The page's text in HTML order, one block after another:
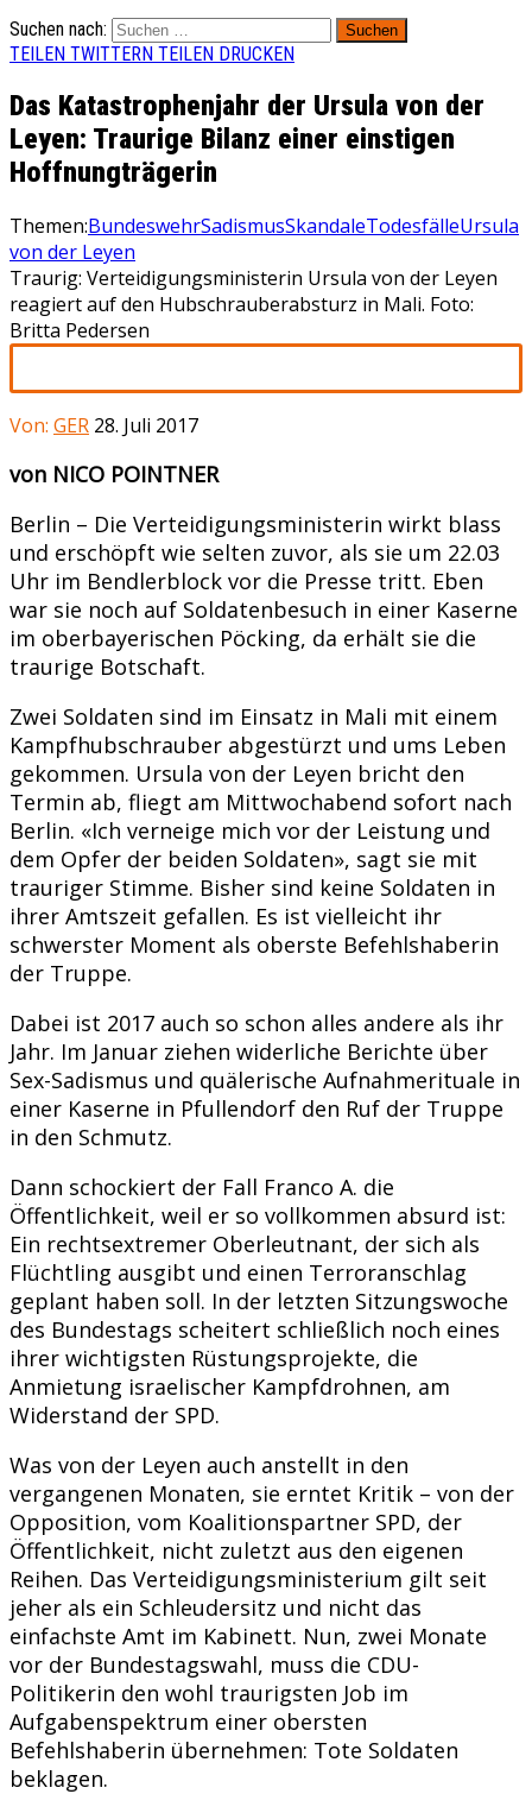
Suchen nach:
TEILEN TWITTERN TEILEN DRUCKEN
Das Katastrophenjahr der Ursula von der
Leyen: Traurige Bilanz einer einstigen
Hoffnungträgerin
Themen:BundeswehrSadismusSkandaleTodesfälleUrsula
von der Leyen
Traurig: Verteidigungsministerin Ursula von der Leyen
reagiert auf den Hubschrauberabsturz in Mali. Foto:
Britta Pedersen
Von: GER 28. Juli 2017
von NICO POINTNER
Berlin – Die Verteidigungsministerin wirkt blass
und erschöpft wie selten zuvor, als sie um 22.03
Uhr im Bendlerblock vor die Presse tritt. Eben
war sie noch auf Soldatenbesuch in einer Kaserne
im oberbayerischen Pöcking, da erhält sie die
traurige Botschaft.
Zwei Soldaten sind im Einsatz in Mali mit einem
Kampfhubschrauber abgestürzt und ums Leben
gekommen. Ursula von der Leyen bricht den
Termin ab, fliegt am Mittwochabend sofort nach
Berlin. «Ich verneige mich vor der Leistung und
dem Opfer der beiden Soldaten», sagt sie mit
trauriger Stimme. Bisher sind keine Soldaten in
ihrer Amtszeit gefallen. Es ist vielleicht ihr
schwerster Moment als oberste Befehlshaberin
der Truppe.
Dabei ist 2017 auch so schon alles andere als ihr
Jahr. Im Januar ziehen widerliche Berichte über
Sex-Sadismus und quälerische Aufnahmerituale in
einer Kaserne in Pfullendorf den Ruf der Truppe
in den Schmutz.
Dann schockiert der Fall Franco A. die
Öffentlichkeit, weil er so vollkommen absurd ist:
Ein rechtsextremer Oberleutnant, der sich als
Flüchtling ausgibt und einen Terroranschlag
geplant haben soll. In der letzten Sitzungswoche
des Bundestags scheitert schließlich noch eines
ihrer wichtigsten Rüstungsprojekte, die
Anmietung israelischer Kampfdrohnen, am
Widerstand der SPD.
Was von der Leyen auch anstellt in den
vergangenen Monaten, sie erntet Kritik – von der
Opposition, vom Koalitionspartner SPD, der
Öffentlichkeit, nicht zuletzt aus den eigenen
Reihen. Das Verteidigungsministerium gilt seit
jeher als ein Schleudersitz und nicht das
einfachste Amt im Kabinett. Nun, zwei Monate
vor der Bundestagswahl, muss die CDU-
Politikerin den wohl traurigsten Job im
Aufgabenspektrum einer obersten
Befehlshaberin übernehmen: Tote Soldaten
beklagen.